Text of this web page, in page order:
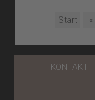
Start «
KONTAKT